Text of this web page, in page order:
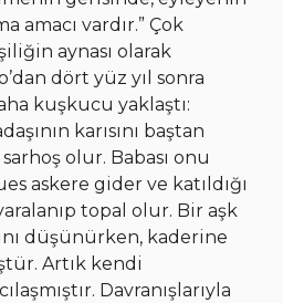
amacı vardır.” Çok
aynası olarak
dört yüz yıl sonra
kuşkucu yaklaştı:
karısını baştan
olur. Babası onu
askere gider ve katıldığı
topal olur. Bir aşk
düşünürken, kaderine
Artık kendi
Davranışlarıyla